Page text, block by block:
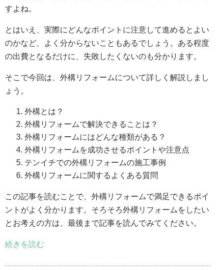
すよね。
とはいえ、実際にどんなポイントに注意して進めるとよい
のかなど、よく分からないこともあるでしょう。ある程度
の出費となるだけに、失敗したくないのも分かります。
そこで今回は、外構リフォームについて詳しく解説しまし
ょう。
外構とは？
外構リフォームで解決できることは？
外構リフォームにはどんな種類がある？
外構リフォームを成功させるポイントや注意点
テンイチでの外構リフォームの施工事例
外構リフォームに関するよくある質問
この記事を読むことで、外構リフォームで満足できるポイ
ントがよく分かります。そろそろ外構リフォームをしたい
とお考えの方は、最後まで記事を読んでみてください。
続きを読む